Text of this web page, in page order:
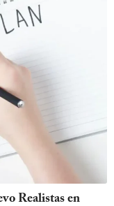
Realistas en